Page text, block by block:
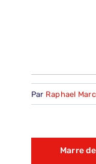
Par Raphael
Marre